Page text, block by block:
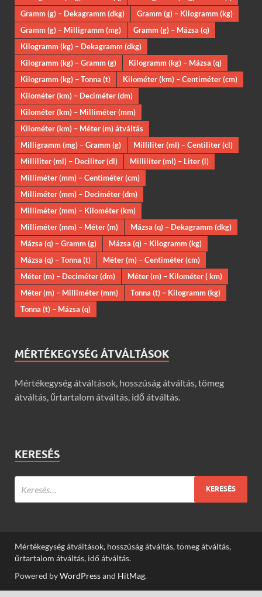
Gramm (g) – Dekagramm (dkg)
Gramm (g) – Kilogramm (kg)
Gramm (g) – Milligramm (mg)
Gramm (g) – Mázsa (q)
Kilogramm (kg) – Dekagramm (dkg)
Kilogramm (kg) – Gramm (g)
Kilogramm (kg) – Mázsa (q)
Kilogramm (kg) – Tonna (t)
Kilométer (km) – Centiméter (cm)
Kilométer (km) – Deciméter (dm)
Kilométer (km) – Milliméter (mm)
Kilométer (km) – Méter (m) átváltás
Milligramm (mg) – Gramm (g)
Milliliter (ml) – Centiliter (cl)
Milliliter (ml) – Deciliter (dl)
Milliliter (ml) – Liter (l)
Milliméter (mm) – Centiméter (cm)
Milliméter (mm) – Deciméter (dm)
Milliméter (mm) – Kilométer (km)
Milliméter (mm) – Méter (m)
Mázsa (q) – Dekagramm (dkg)
Mázsa (q) – Gramm (g)
Mázsa (q) – Kilogramm (kg)
Mázsa (q) – Tonna (t)
Méter (m) – Centiméter (cm)
Méter (m) – Deciméter (dm)
Méter (m) – Kilométer ( km)
Méter (m) – Milliméter (mm)
Tonna (t) – Kilogramm (kg)
Tonna (t) – Mázsa (q)
MÉRTÉKEGYSÉG ÁTVÁLTÁSOK
Mértékegység átváltások, hosszúság átváltás, tömeg
átváltás, űrtartalom átváltás, idő átváltás.
KERESÉS
Mértékegység átváltások, hosszúság átváltás, tömeg átváltás,
űrtartalom átváltás, idő átváltás.
Powered byWordPressand HitMag.